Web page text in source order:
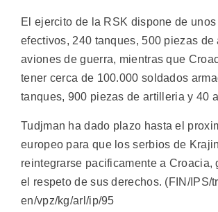
El ejercito de la RSK dispone de
efectivos, 240 tanques, 500 piezas de
aviones de guerra, mientras que
tener cerca de 100.000 soldados
tanques, 900 piezas de artilleria y 40
Tudjman ha dado plazo hasta el
europeo para que los serbios de
reintegrarse pacificamente a Croacia,
el respeto de sus derechos. (FIN/IPS/
en/vpz/kg/arl/ip/95